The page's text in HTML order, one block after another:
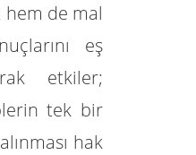
de mal
eş
etkiler;
tek bir
hak